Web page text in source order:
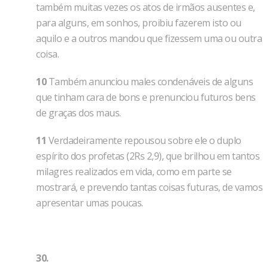
também muitas vezes os atos de irmãos ausentes e,
para alguns, em sonhos, proibiu fazerem isto ou
aquilo e a outros mandou que fizessem uma ou outra
coisa.
10Também anunciou males condenáveis de alguns
que tinham cara de bons e prenunciou futuros bens
de graças dos maus.
11 Verdadeiramente repou­sou sobre ele o duplo
espírito dos profetas (2Rs 2,9), que brilhou em tantos
milagres realizados em vida, como em parte se
mostrará, e prevendo tantas coisas futuras, de vamos
apresentar umas poucas.
30.